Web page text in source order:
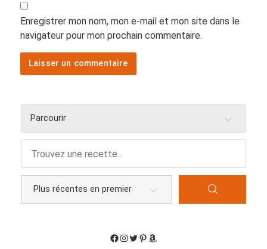
Enregistrer mon nom, mon e-mail et mon site dans le
navigateur pour mon prochain commentaire.
Parcourir